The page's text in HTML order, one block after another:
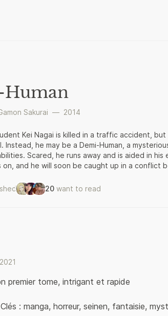
Sakurai — 2014
Kei Nagai is killed in a traffic accident,
Instead, he may be a Demi-Human, a
Scared, he runs away and is aided in
on, and he will soon be caught up in a conflict
fight for global supremacy.
20 want to read
premier tome, intrigant et rapide
: manga, horreur, seinen, fantaisie,